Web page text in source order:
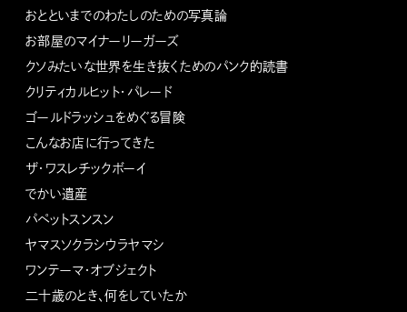
おとといまでのわたしのための写真論
お部屋のマイナーリーガーズ
クソみたいな世界を生き抜くためのパンク的読書
クリティカルヒット・パレード
ゴールドラッシュをめぐる冒険
こんなお店に行ってきた
ザ・ワスレチックボーイ
でかい遺産
パペットスンスン
ヤマスソクラシウラヤマシ
ワンテーマ・オブジェクト
二十歳のとき、何をしていたか